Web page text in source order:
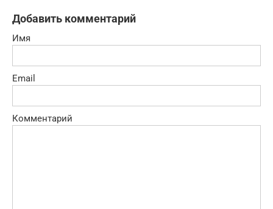
Добавить комментарий
Имя
Email
Комментарий